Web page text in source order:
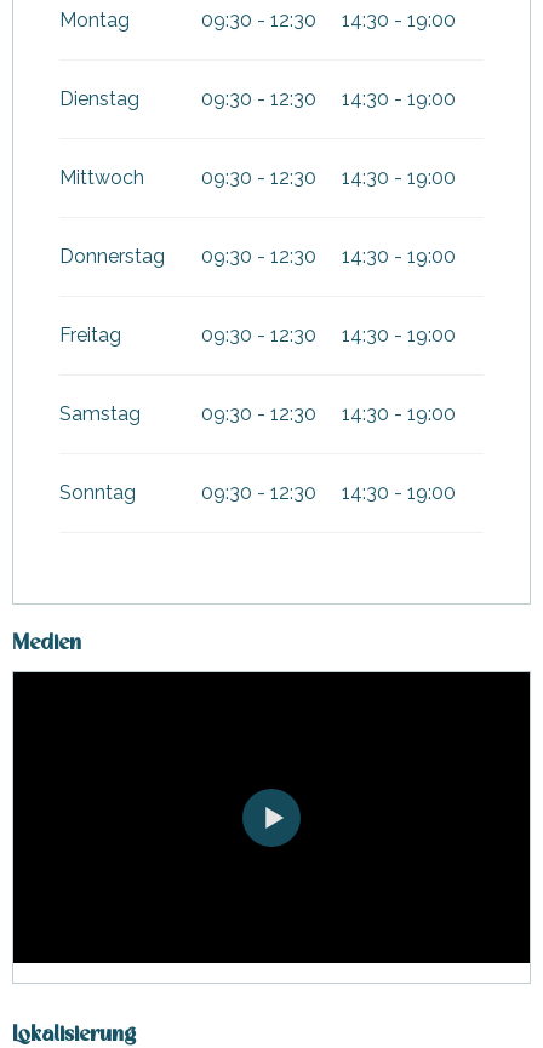
Juni 2026
zum
Montag 09:30 - 12:30 14:30 - 19:00
Dienstag 09:30 - 12:30 14:30 - 19:00
Mittwoch 09:30 - 12:30 14:30 - 19:00
Donnerstag 09:30 - 12:30 14:30 - 19:00
Freitag 09:30 - 12:30 14:30 - 19:00
Samstag 09:30 - 12:30 14:30 - 19:00
Sonntag 09:30 - 12:30 14:30 - 19:00
Medien
Lokalisierung